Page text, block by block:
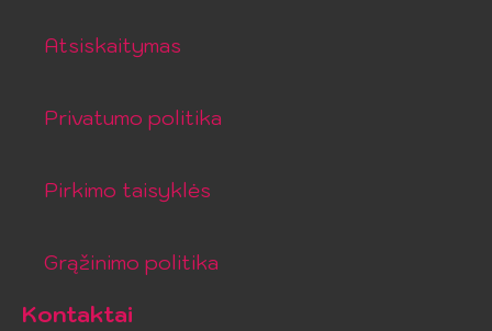
Atsiskaitymas
Privatumo politika
Pirkimo taisyklės
Grąžinimo politika
Kontaktai